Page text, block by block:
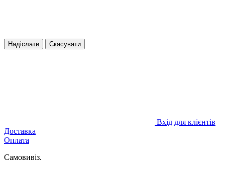
Надіслати Скасувати
Вхід для клієнтів
Доставка
Оплата
Самовивіз.